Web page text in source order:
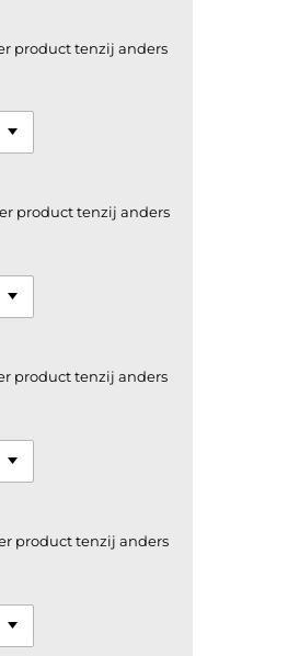
product tenzij anders
product tenzij anders
product tenzij anders
product tenzij anders